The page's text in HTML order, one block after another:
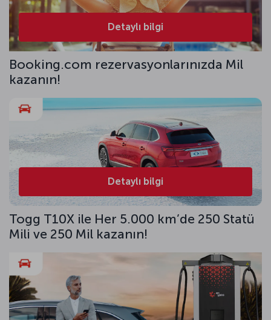
Detaylı bilgi
Booking.com rezervasyonlarınızda Mil
kazanın!
Detaylı bilgi
Togg T10X ile Her 5.000 km’de 250 Statü
Mili ve 250 Mil kazanın!